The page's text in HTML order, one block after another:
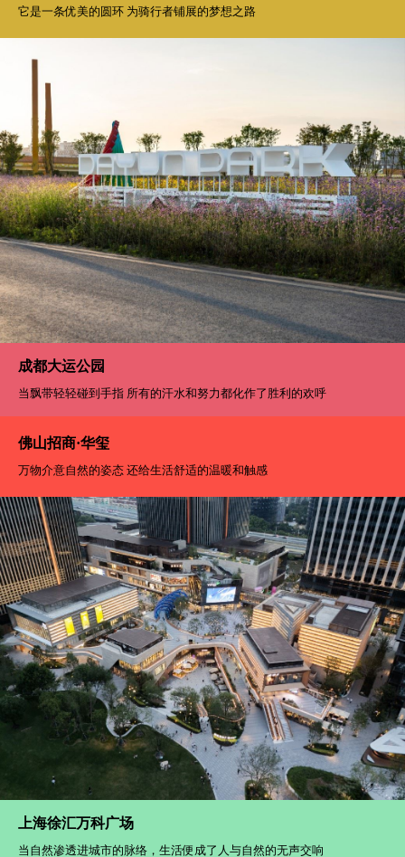
它是一条优美的圆环 为骑行者铺展的梦想之路
成都大运公园
当飘带轻轻碰到手指 所有的汗水和努力都化作了胜利的欢呼
佛山招商·华玺
万物介意自然的姿态 还给生活舒适的温暖和触感